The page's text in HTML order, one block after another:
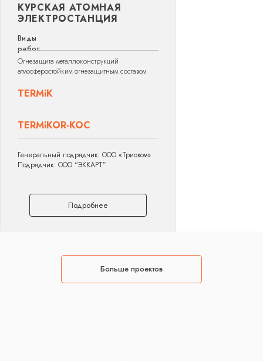
КУРСКАЯ АТОМНАЯ
ЭЛЕКТРОСТАНЦИЯ
Виды
работ:
Огнезащита металлоконструкций
атмосферостойким огнезащитным составом
Подробнее
Генеральный подрядчик: ООО «Триоком»
Подрядчик: ООО “ЭККАРТ”
TERMiK
TERMiKOR-KOC
Больше проектов